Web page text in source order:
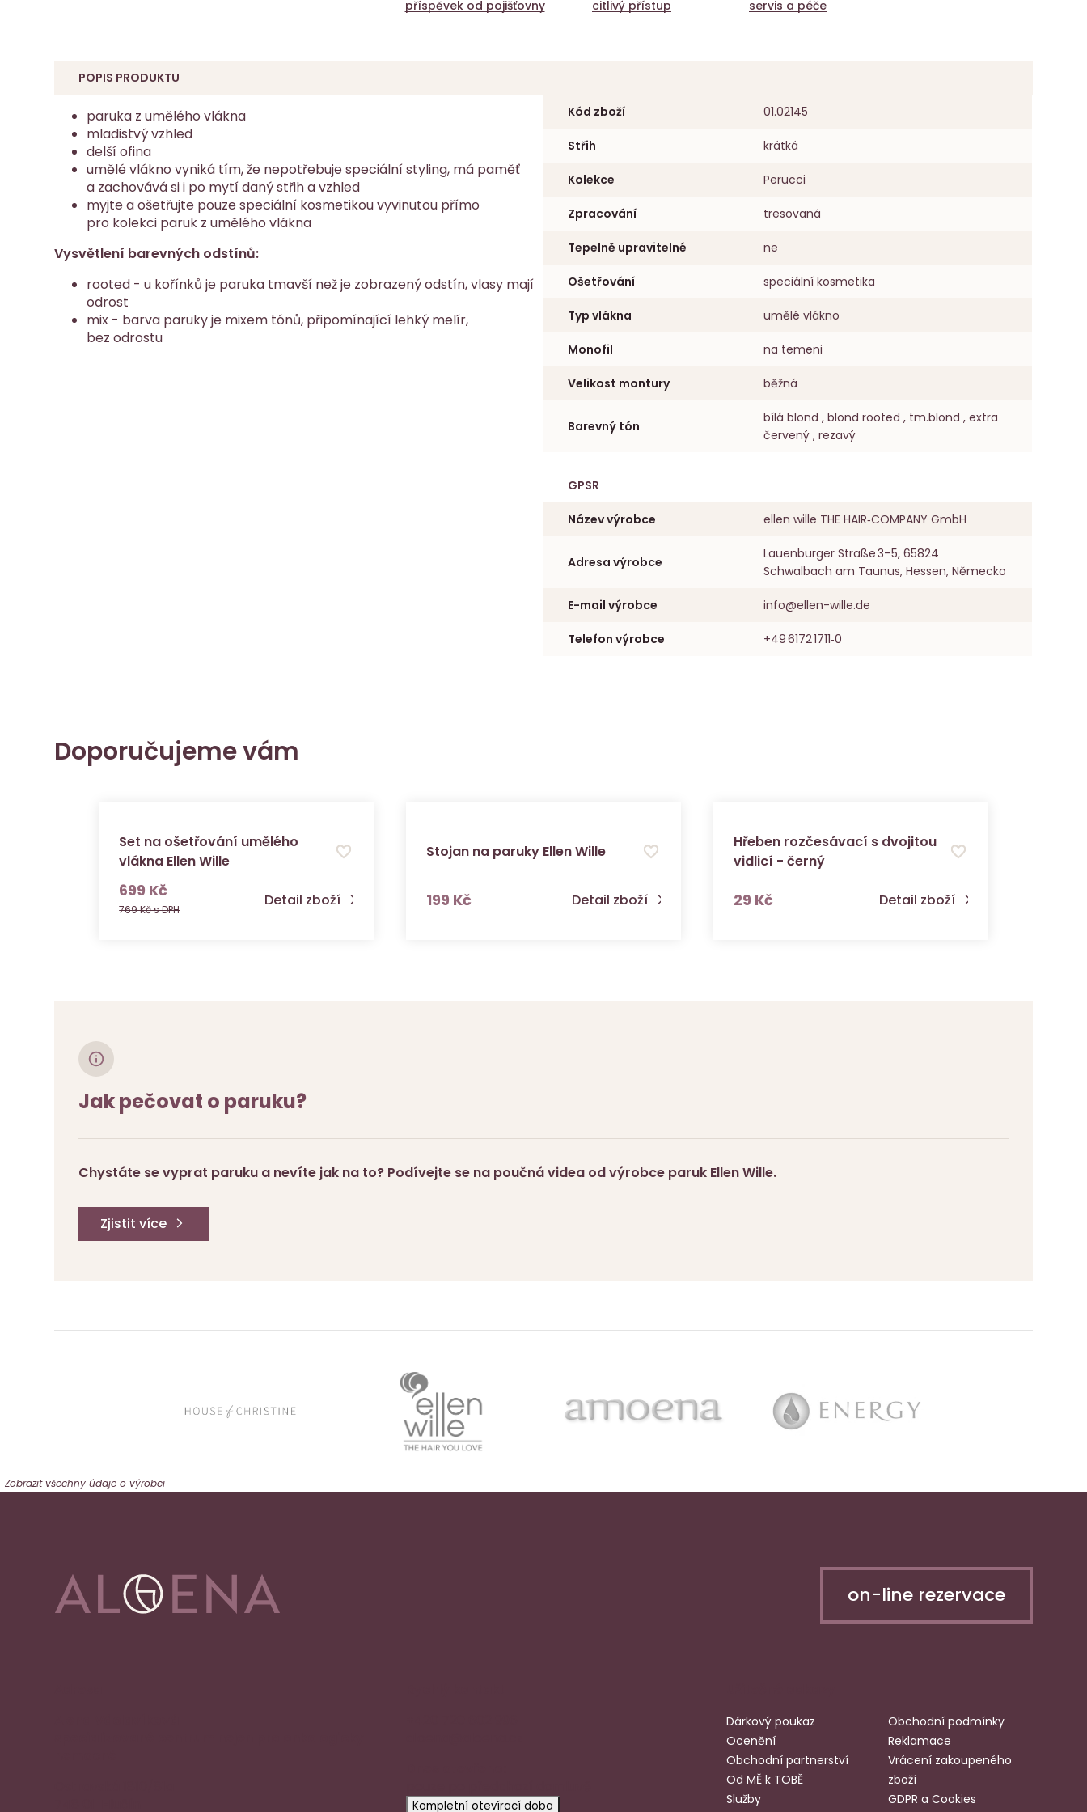
příspěvek od pojišťovny citlivý přístup servis a péče
POPIS PRODUKTU
paruka z umělého vlákna
mladistvý vzhled
delší ofina
umělé vlákno vyniká tím, že nepotřebuje speciální styling, má paměť
a zachovává si i po mytí daný střih a vzhled
myjte a ošetřujte pouze speciální kosmetikou vyvinutou přímo
pro kolekci paruk z umělého vlákna
Vysvětlení barevných odstínů:
rooted - u kořínků je paruka tmavší než je zobrazený odstín, vlasy mají
odrost
mix - barva paruky je mixem tónů, připomínající lehký melír,
bez odrostu
Kód zboží 01.02145
Střih krátká
Kolekce Perucci
Zpracování tresovaná
Tepelně upravitelné ne
Ošetřování speciální kosmetika
Typ vlákna umělé vlákno
Monofil na temeni
Velikost montury běžná
Barevný tón
bílá blond , blond rooted , tm.blond , extra
červený , rezavý
GPSR
Název výrobce ellen wille THE HAIR‑COMPANY GmbH
Adresa výrobce
Lauenburger Straße 3–5, 65824
Schwalbach am Taunus, Hessen, Německo
E-mail výrobce info@ellen-wille.de
Telefon výrobce +49 6172 1711‑0
Zobrazit všechny údaje o výrobci
Doporučujeme vám
Set na ošetřování umělého
vlákna Ellen Wille
699 Kčs DPH
769 Kč s DPH
Detail zboží
Stojan na paruky Ellen Wille
199 Kčs DPH Detail zboží
Hřeben rozčesávací s dvojitou
vidlicí - černý
29 Kčs DPH Detail zboží
Jak pečovat o paruku?
Chystáte se vyprat paruku a nevíte jak na to? Podívejte se na poučná videa od výrobce paruk Ellen Wille.
Zjistit více
Kompletní otevírací doba
Dárkový poukaz
Ocenění
Obchodní partnerství
Od MĚ k TOBĚ
Služby
Obchodní podmínky
Reklamace
Vrácení zakoupeného
zboží
GDPR a Cookies
on-line rezervace